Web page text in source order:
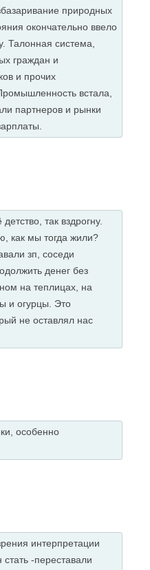
природных
окончательно ввело
Талонная система,
граждан и
и прочих
встала,
партнеров и рынки
так вздрогну.
как мы тогда жили?
зп, соседи
денег без
на теплицах, на
и огурцы. Это
не оставлял нас
особенно
интерпретации
-переставали